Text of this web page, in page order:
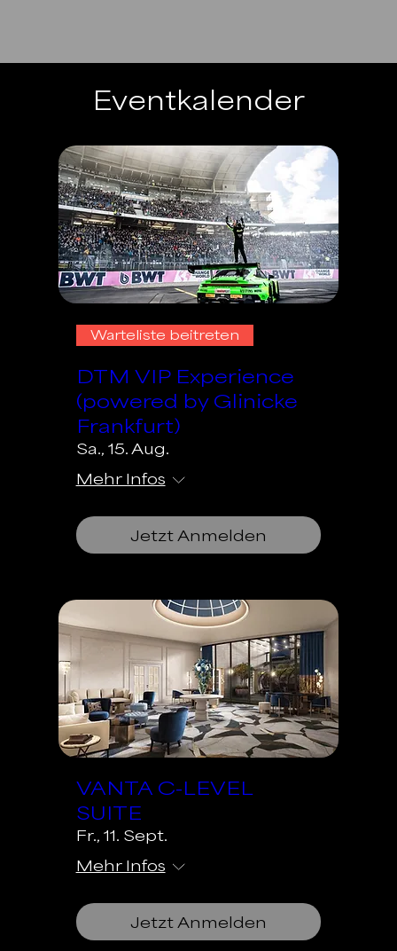
Eventkalender
Warteliste beitreten
DTM VIP Experience
(powered by Glinicke
Frankfurt)
Sa., 15. Aug.
Mehr Infos
Jetzt Anmelden
VANTA C-LEVEL
SUITE
Fr., 11. Sept.
Mehr Infos
Jetzt Anmelden